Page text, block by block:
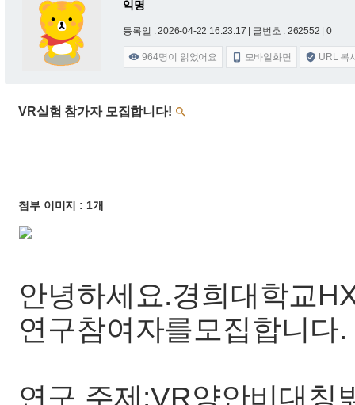
익명
등록일 : 2026-04-22 16:23:17 | 글번호 : 262552 | 0
 964명이 읽었어요  모바일화면  URL 복
VR실험 참가자 모집합니다! 
첨부 이미지 : 1개
안녕하세요.경희대학교
연구참여자를모집합니다.
연구 주제:VR양안비대칭